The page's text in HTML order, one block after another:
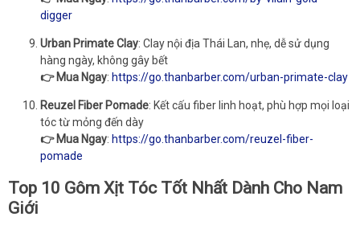
digger
Urban Primate Clay: Clay nội địa Thái Lan, nhẹ, dễ sử dụng
hàng ngày, không gây bết
👉 Mua Ngay: https://go.thanbarber.com/urban-primate-clay
Reuzel Fiber Pomade: Kết cấu fiber linh hoạt, phù hợp mọi loại
tóc từ mỏng đến dày
👉 Mua Ngay: https://go.thanbarber.com/reuzel-fiber-
pomade
Top 10 Gôm Xịt Tóc Tốt Nhất Dành Cho Nam
Giới